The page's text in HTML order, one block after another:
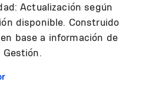
Actualización según
disponible. Construido
base a información de
Gestión.